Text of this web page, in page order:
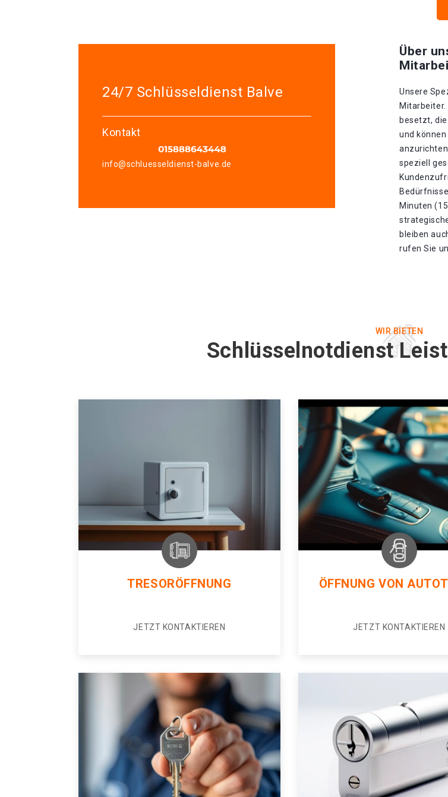
24/7 Schlüsseldienst Balve
Kontakt
info@schluesseldienst-balve.de
Über
Unsere
besetzt,
und
speziell
Minuten
bleiben
rufen Sie
WIR BIETEN
Schlüsselnotdienst
TRESORÖFFNUNG
JETZT KONTAKTIEREN
ÖFFNUNG VON
JETZT KONTAKTIEREN